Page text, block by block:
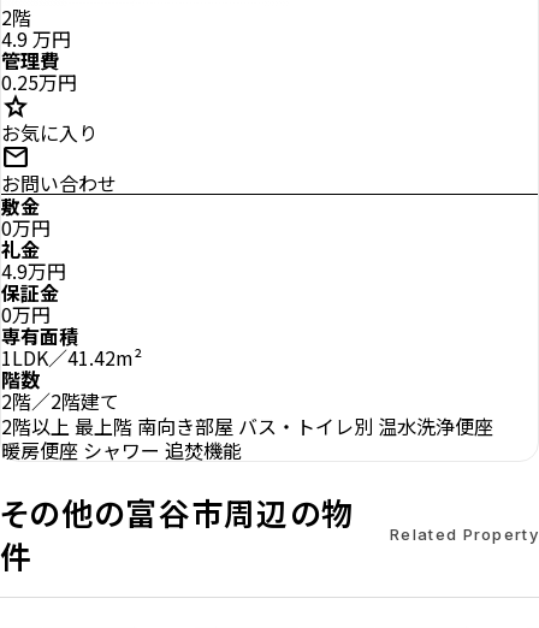
2階
4.9万円
管理費
0.25万円
star
お気に入り
mail
お問い合わせ
敷金
0万円
礼金
4.9万円
保証金
0万円
専有面積
1LDK／41.42m²
階数
2階／2階建て
2階以上 最上階 南向き部屋 バス・トイレ別 温水洗浄便座
暖房便座 シャワー 追焚機能
その他の富谷市周辺の物
件
Related Property